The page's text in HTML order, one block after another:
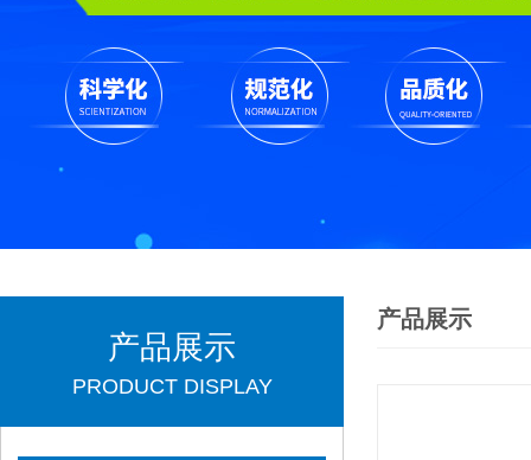
产品展示
PRODUCT DISPLAY
产品展示